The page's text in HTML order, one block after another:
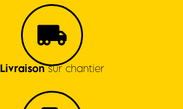
Livraisonsur chantier